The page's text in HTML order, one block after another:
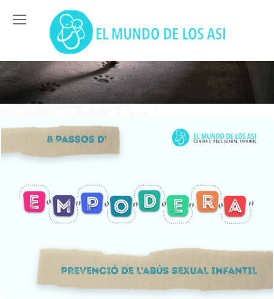
You are here: